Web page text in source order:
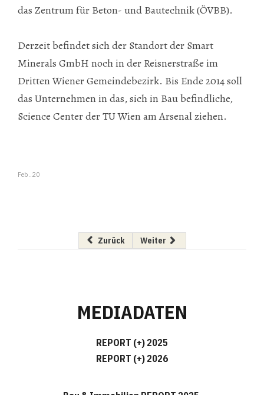
das Zentrum für Beton- und Bautechnik (ÖVBB).
Derzeit befindet sich der Standort der Smart
Minerals GmbH noch in der Reisnerstraße im
Dritten Wiener Gemeindebezirk. Bis Ende 2014 soll
das Unternehmen in das, sich in Bau befindliche,
Science Center der TU Wien am Arsenal ziehen.
Feb..20
Vorheriger Beitrag: Bauder plant neuen
Zurück Nächster Beitrag: Internorm
Weiter
MEDIADATEN
REPORT (+) 2025
REPORT (+) 2026